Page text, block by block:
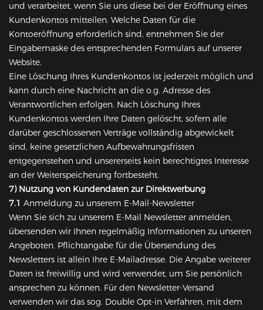
und verarbeitet, wenn Sie uns diese bei der Eröffnung eines
Kundenkontos mitteilen. Welche Daten für die
Kontoeröffnung erforderlich sind, entnehmen Sie der
Eingabemaske des entsprechenden Formulars auf unserer
Website.
Eine Löschung Ihres Kundenkontos ist jederzeit möglich und
kann durch eine Nachricht an die o.g. Adresse des
Verantwortlichen erfolgen. Nach Löschung Ihres
Kundenkontos werden Ihre Daten gelöscht, sofern alle
darüber geschlossenen Verträge vollständig abgewickelt
sind, keine gesetzlichen Aufbewahrungsfristen
entgegenstehen und unsererseits kein berechtigtes Interesse
an der Weiterspeicherung fortbesteht.
7) Nutzung von Kundendaten zur Direktwerbung
7.1 Anmeldung zu unserem E-Mail-Newsletter
Wenn Sie sich zu unserem E-Mail Newsletter anmelden,
übersenden wir Ihnen regelmäßig Informationen zu unseren
Angeboten. Pflichtangabe für die Übersendung des
Newsletters ist allein Ihre E-Mailadresse. Die Angabe weiterer
Daten ist freiwillig und wird verwendet, um Sie persönlich
ansprechen zu können. Für den Newsletter-Versand
verwenden wir das sog. Double Opt-in Verfahren, mit dem